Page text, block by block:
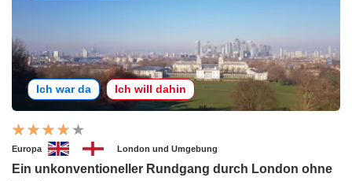
Ich war da Ich will dahin
Europa London und Umgebung
Ein unkonventioneller Rundgang durch London ohne